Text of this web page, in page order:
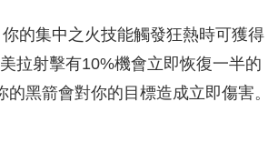
的集中之火技能觸發狂熱時可獲得
拉射擊有10%機會立即恢復一半的
的黑箭會對你的目標造成立即傷害。